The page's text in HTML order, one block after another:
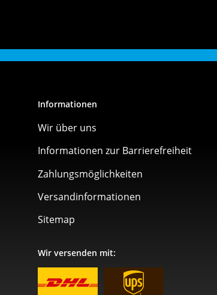
Informationen
Wir über uns
Informationen zur Barrierefreiheit
Zahlungsmöglichkeiten
Versandinformationen
Sitemap
Wir versenden mit: